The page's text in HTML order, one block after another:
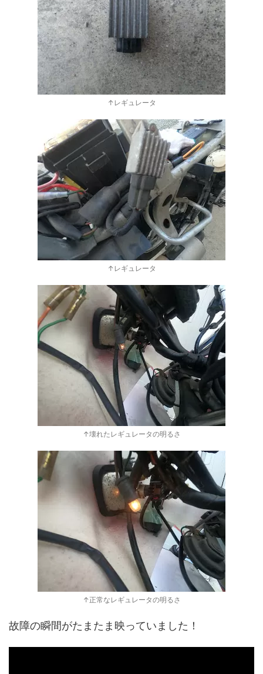
↑レギュレータ
↑レギュレータ
↑壊れたレギュレータの明るさ
↑正常なレギュレータの明るさ
故障の瞬間がたまたま映っていました！